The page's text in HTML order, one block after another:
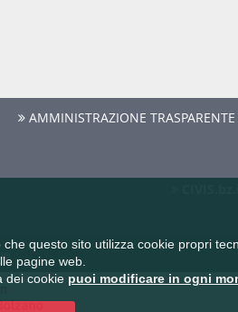
AMMINISTRAZIONE TRASPARENTE
questo sito utilizza cookie propri
pagine web.
dei cookie puoi modificare in ogni